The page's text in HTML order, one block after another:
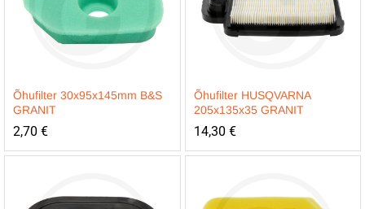
Õhufilter 30x95x145mm B&S
GRANIT
2,70 €
Õhufilter HUSQVARNA
205x135x35 GRANIT
14,30 €